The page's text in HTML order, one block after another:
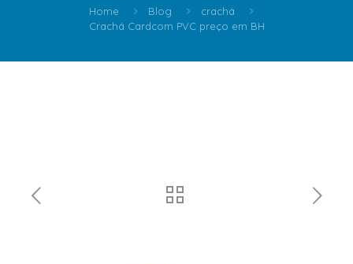
Home Blog
crachá
Crachá Cardcom PVC preço em BH